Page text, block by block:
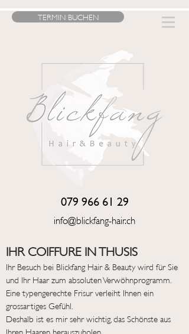
TERMIN BUCHEN
079 966 61 29
info@blickfang-hair.ch
IHR COIFFURE IN THUSIS
Ihr Besuch bei Blickfang Hair & Beauty wird für Sie
und Ihr Haar zum absoluten Verwöhnprogramm.
Eine typengerechte Frisur verleiht Ihnen ein
grossartiges Gefühl.
Deshalb ist es mir sehr wichtig, das Schönste aus
Ihren Haaren herauszuholen.